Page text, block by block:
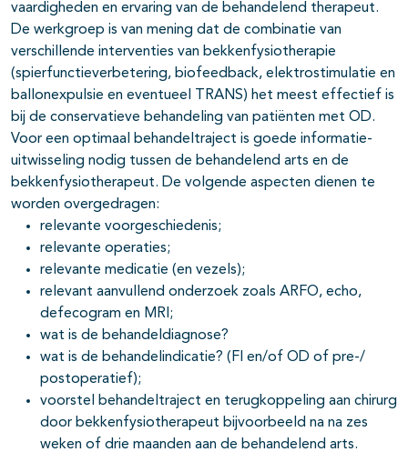
vaardigheden en ervaring van de behandelend therapeut.
De werkgroep is van mening dat de combinatie van
verschillende interventies van bekkenfysiotherapie
(spierfunctieverbetering, biofeedback, elektrostimulatie en
ballonexpulsie en eventueel TRANS) het meest effectief is
bij de conservatieve behandeling van patiënten met OD.
Voor een optimaal behandeltraject is goede informatie-
uitwisseling nodig tussen de behandelend arts en de
bekkenfysiotherapeut. De volgende aspecten dienen te
worden overgedragen:
relevante voorgeschiedenis;
relevante operaties;
relevante medicatie (en vezels);
relevant aanvullend onderzoek zoals ARFO, echo,
defecogram en MRI;
wat is de behandeldiagnose?
wat is de behandelindicatie? (FI en/of OD of pre-/
postoperatief);
voorstel behandeltraject en terugkoppeling aan chirurg
door bekkenfysiotherapeut bijvoorbeeld na na zes
weken of drie maanden aan de behandelend arts.